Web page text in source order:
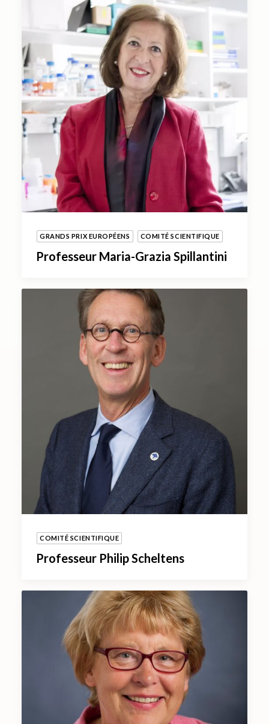
GRANDS PRIX EUROPÉENS COMITÉ SCIENTIFIQUE
Professeur Maria-Grazia Spillantini
COMITÉ SCIENTIFIQUE
Professeur Philip Scheltens